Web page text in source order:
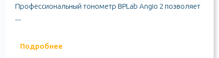
Профессиональный тонометр BPLab Angio 2 позволяет
...
Подробнее